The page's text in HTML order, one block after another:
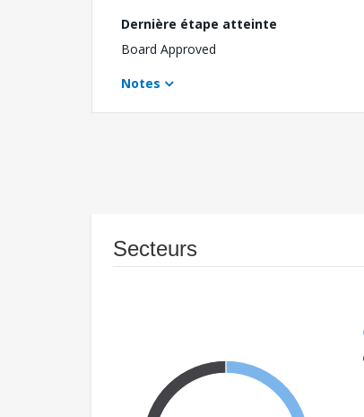
Dernière étape atteinte
Board Approved
Notes
Secteurs